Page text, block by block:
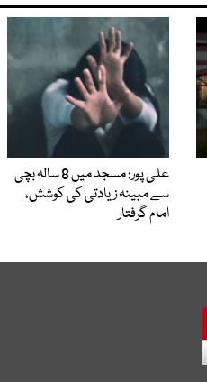
علی پور: مسجد میں 8 سالہ بچی
سے مبینہ زیادتی کی کوشش،
امام گرفتار